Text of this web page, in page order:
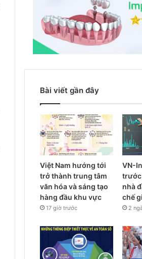
Bài viết gần đây
Việt Nam hướng tới
trở thành trung tâm
văn hóa và sáng tạo
hàng đầu khu vực
17 giờ trước
VN-
trước
nhà
chế
2